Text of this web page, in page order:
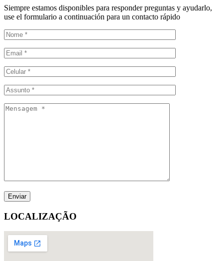
Siempre estamos disponibles para responder preguntas y ayudarlo,
use el formulario a continuación para un contacto rápido
LOCALIZAÇÃO